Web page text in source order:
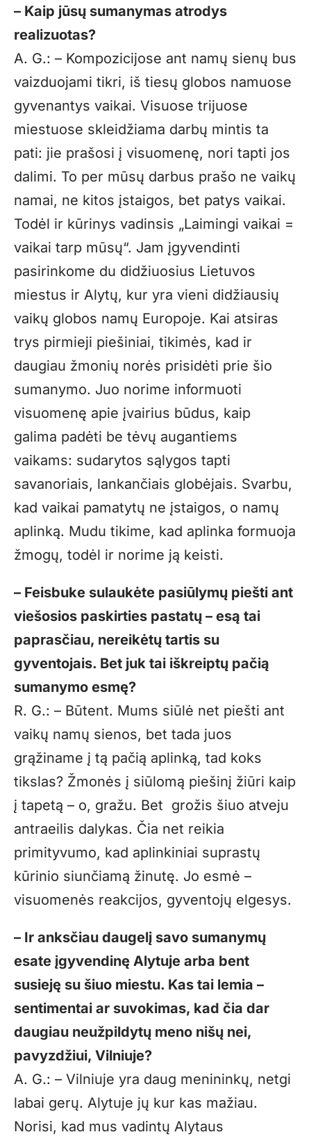
– Kaip jūsų sumanymas atrodys
realizuotas?
A. G.: – Kompozicijose ant namų sienų bus
vaizduojami tikri, iš tiesų globos namuose
gyvenantys vaikai. Visuose trijuose
miestuose skleidžiama darbų mintis ta
pati: jie prašosi į visuomenę, nori tapti jos
dalimi. To per mūsų darbus prašo ne vaikų
namai, ne kitos įstaigos, bet patys vaikai.
Todėl ir kūrinys vadinsis „Laimingi vaikai =
vaikai tarp mūsų“. Jam įgyvendinti
pasirinkome du didžiuosius Lietuvos
miestus ir Alytų, kur yra vieni didžiausių
vaikų globos namų Europoje. Kai atsiras
trys pirmieji piešiniai, tikimės, kad ir
daugiau žmonių norės prisidėti prie šio
sumanymo. Juo norime informuoti
visuomenę apie įvairius būdus, kaip
galima padėti be tėvų augantiems
vaikams: sudarytos sąlygos tapti
savanoriais, lankančiais globėjais. Svarbu,
kad vaikai pamatytų ne įstaigos, o namų
aplinką. Mudu tikime, kad aplinka formuoja
žmogų, todėl ir norime ją keisti.
– Feisbuke sulaukėte pasiūlymų piešti ant
viešosios paskirties pastatų – esą tai
paprasčiau, nereikėtų tartis su
gyventojais. Bet juk tai iškreiptų pačią
sumanymo esmę?
R. G.: – Būtent. Mums siūlė net piešti ant
vaikų namų sienos, bet tada juos
grąžiname į tą pačią aplinką, tad koks
tikslas? Žmonės į siūlomą piešinį žiūri kaip
į tapetą – o, gražu. Bet grožis šiuo atveju
antraeilis dalykas. Čia net reikia
primityvumo, kad aplinkiniai suprastų
kūrinio siunčiamą žinutę. Jo esmė –
visuomenės reakcijos, gyventojų elgesys.
– Ir anksčiau daugelį savo sumanymų
esate įgyvendinę Alytuje arba bent
susieję su šiuo miestu. Kas tai lemia –
sentimentai ar suvokimas, kad čia dar
daugiau neužpildytų meno nišų nei,
pavyzdžiui, Vilniuje?
A. G.: – Vilniuje yra daug menininkų, netgi
labai gerų. Alytuje jų kur kas mažiau.
Norisi, kad mus vadintų Alytaus